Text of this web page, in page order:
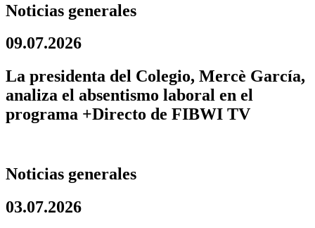
Noticias generales
09.07.2026
La presidenta del Colegio, Mercè García,
analiza el absentismo laboral en el
programa +Directo de FIBWI TV
Noticias generales
03.07.2026